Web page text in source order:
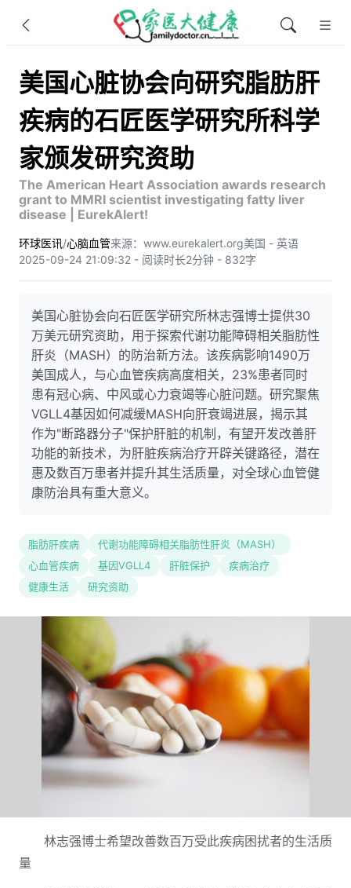
美国心脏协会向研究脂肪肝
疾病的石匠医学研究所科学
家颁发研究资助
The American Heart Association awards research
grant to MMRI scientist investigating fatty liver
disease | EurekAlert!
环球医讯/心脑血管来源：www.eurekalert.org美国 - 英语
2025-09-24 21:09:32 - 阅读时长2分钟 - 832字
美国心脏协会向石匠医学研究所林志强博士提供30
万美元研究资助，用于探索代谢功能障碍相关脂肪性
肝炎（MASH）的防治新方法。该疾病影响1490万
美国成人，与心血管疾病高度相关，23%患者同时
患有冠心病、中风或心力衰竭等心脏问题。研究聚焦
VGLL4基因如何减缓MASH向肝衰竭进展，揭示其
作为"断路器分子"保护肝脏的机制，有望开发改善肝
功能的新技术，为肝脏疾病治疗开辟关键路径，潜在
惠及数百万患者并提升其生活质量，对全球心血管健
康防治具有重大意义。
脂肪肝疾病
代谢功能障碍相关脂肪性肝炎（MASH）
心血管疾病
基因VGLL4 肝脏保护
疾病治疗
健康生活
研究资助
林志强博士希望改善数百万受此疾病困扰者的生活质
量